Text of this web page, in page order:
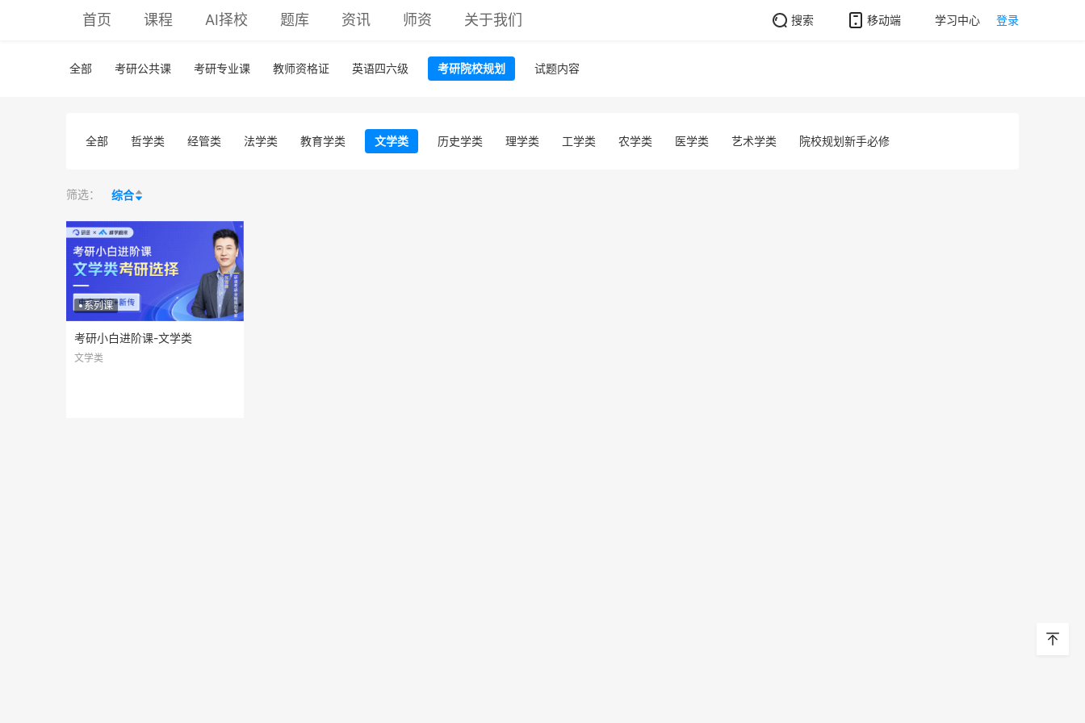
首页 课程 AI择校 题库 资讯 师资 关于我们 搜索 移动端 学习中心 登录
全部 考研公共课 考研专业课 教师资格证 英语四六级 考研院校规划 试题内容
全部 哲学类 经管类 法学类 教育学类 文学类 历史学类 理学类 工学类 农学类 医学类 艺术学类 院校规划新手必修
筛选： 综合
系列课
考研小白进阶课-文学类
文学类